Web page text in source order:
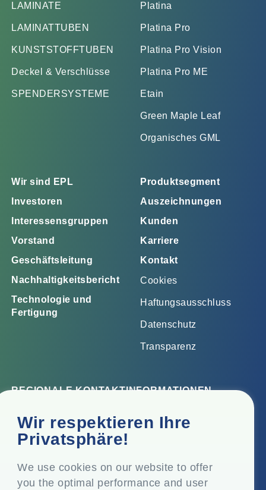
Wir respektieren Ihre
Privatsphäre!
We use cookies on our website to offer
you the optimal performance and user
LAMINATE
LAMINATTUBEN
KUNSTSTOFFTUBEN
Deckel & Verschlüsse
SPENDERSYSTEME
Platina
Platina Pro
Platina Pro Vision
Platina Pro ME
Etain
Green Maple Leaf
Organisches GML
Wir sind EPL
Investoren
Interessensgruppen
Vorstand
Geschäftsleitung
Nachhaltigkeitsbericht
Technologie und
Fertigung
Produktsegment
Auszeichnungen
Kunden
Karriere
Kontakt
Cookies
Haftungsausschluss
Datenschutz
Transparenz
REGIONALE KONTAKTINFORMATIONEN
Firmensitz
Top Floor, Times Tower, Kamala City, Senapati Bapat
Marg, Lower Parel, Mumbai - 400 013, Maharashtra,
Eingetragener Sitz